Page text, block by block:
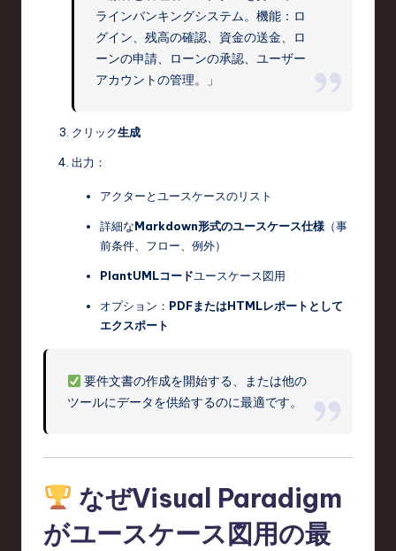
ラインバンキングシステム。機能：ロ
グイン、残高の確認、資金の送金、ロ
ーンの申請、ローンの承認、ユーザー
アカウントの管理。」
クリック生成
出力：
アクターとユースケースのリスト
詳細なMarkdown形式のユースケース仕様 （事
前条件、フロー、例外）
PlantUMLコードユースケース図用
オプション： PDFまたはHTMLレポートとして
エクスポート
要件文書の作成を開始する、または他の
ツールにデータを供給するのに最適です。
なぜVisual Paradigm
がユースケース図用の最